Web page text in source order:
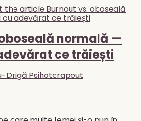
normală —
ce trăiești
Drigă Psihoterapeut